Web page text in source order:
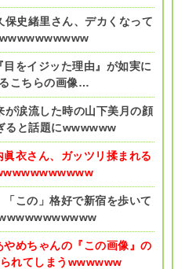
保史緒里さん、デカくなって
目をイジッた理由』が如実に
こちらの画像…
が涙流した時の山下美月の顔
ると話題にwwwwww
眞衣さん、ガッツリ揉まれる
「この」格好で新宿を歩いて
やめちゃんの『この画像』の
れてしまうwwwwww